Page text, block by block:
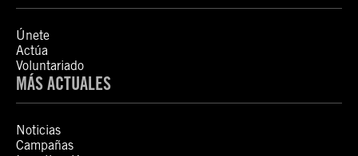
Únete
Actúa
Voluntariado
MÁS ACTUALES
Noticias
Campañas